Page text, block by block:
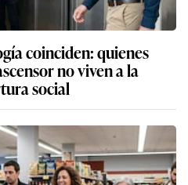
coinciden: quienes
no viven a la
social